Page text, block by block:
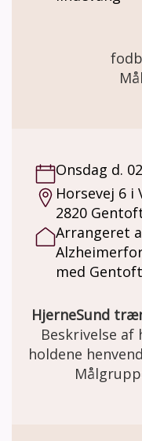
Onsdag d.
Horsevej 6 i
2820
Arrangeret
med
HjerneSund
Beskrivelse af
holdene
til moderat
over 60år. I